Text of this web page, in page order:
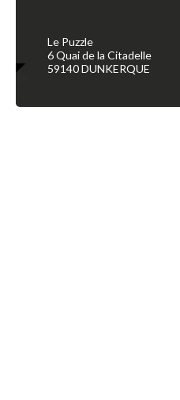
Le Puzzle
6 Quai de la Citadelle
59140 DUNKERQUE